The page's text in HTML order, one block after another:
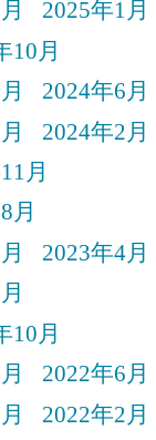
2025年1月
10月
2024年6月
2024年2月
月
月
2023年4月
10月
2022年6月
2022年2月